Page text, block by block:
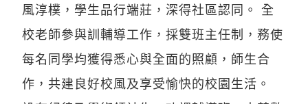
風淳樸，學生品行端莊，深得社區認同。 全
校老師參與訓輔導工作，採雙班主任制，務使
每名同學均獲得悉心與全面的照顧，師生合
作，共建良好校風及享受愉快的校園生活。